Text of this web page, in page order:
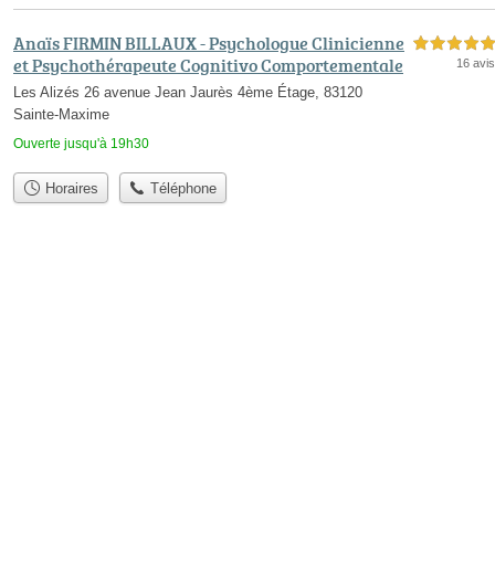
Anaïs FIRMIN BILLAUX - Psychologue Clinicienne
et Psychothérapeute Cognitivo Comportementale
Les Alizés 26 avenue Jean Jaurès 4ème Étage, 83120
Sainte-Maxime
Ouverte jusqu'à 19h30
5,0 étoiles sur 5
16 avis
Horaires Téléphone